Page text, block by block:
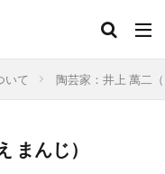
いて 陶芸家：井上 萬二
まんじ）